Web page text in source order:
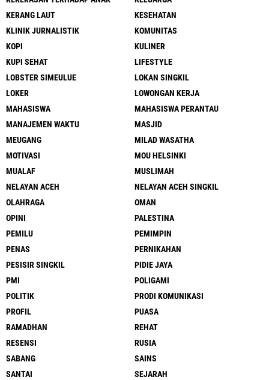
KERANG LAUT
KESEHATAN
KLINIK JURNALISTIK
KOMUNITAS
KOPI
KULINER
KUPI SEHAT
LIFESTYLE
LOBSTER SIMEULUE
LOKAN SINGKIL
LOKER
LOWONGAN KERJA
MAHASISWA
MAHASISWA PERANTAU
MANAJEMEN WAKTU
MASJID
MEUGANG
MILAD WASATHA
MOTIVASI
MOU HELSINKI
MUALAF
MUSLIMAH
NELAYAN ACEH
NELAYAN ACEH SINGKIL
OLAHRAGA
OMAN
OPINI
PALESTINA
PEMILU
PEMIMPIN
PENAS
PERNIKAHAN
PESISIR SINGKIL
PIDIE JAYA
PMI
POLIGAMI
POLITIK
PRODI KOMUNIKASI
PROFIL
PUASA
RAMADHAN
REHAT
RESENSI
RUSIA
SABANG
SAINS
SANTAI
SEJARAH